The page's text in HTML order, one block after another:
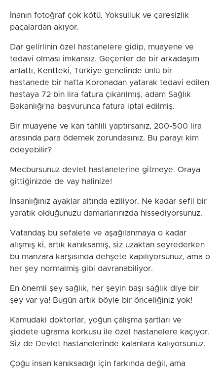
İnanın fotoğraf çok kötü. Yoksulluk ve çaresizlik
paçalardan akıyor.
Dar gelirlinin özel hastanelere gidip, muayene ve
tedavi olması imkansız. Geçenler de bir arkadaşım
anlattı, Kentteki, Türkiye genelinde ünlü bir
hastanede bir hafta Koronadan yatarak tedavi edilen
hastaya 72 bin lira fatura çıkarılmış, adam Sağlık
Bakanlığı’na başvurunca fatura iptal edilmiş.
Bir muayene ve kan tahlili yaptırsanız, 200-500 lira
arasında para ödemek zorundasınız. Bu parayı kim
ödeyebilir?
Mecbursunuz devlet hastanelerine gitmeye. Oraya
gittiğinizde de vay halinize!
İnsanlığınız ayaklar altında eziliyor. Ne kadar sefil bir
yaratık olduğunuzu damarlarınızda hissediyorsunuz.
Vatandaş bu sefalete ve aşağılanmaya o kadar
alışmış ki, artık kanıksamış, siz uzaktan seyrederken
bu manzara karşısında dehşete kapılıyorsunuz, ama o
her şey normalmiş gibi davranabiliyor.
En önemli şey sağlık, her şeyin başı sağlık diye bir
şey var ya! Bugün artık böyle bir önceliğiniz yok!
Kamudaki doktorlar, yoğun çalışma şartları ve
şiddete uğrama korkusu ile özel hastanelere kaçıyor.
Siz de Devlet hastanelerinde kalanlara kalıyorsunuz.
Çoğu insan kanıksadığı için farkında değil, ama